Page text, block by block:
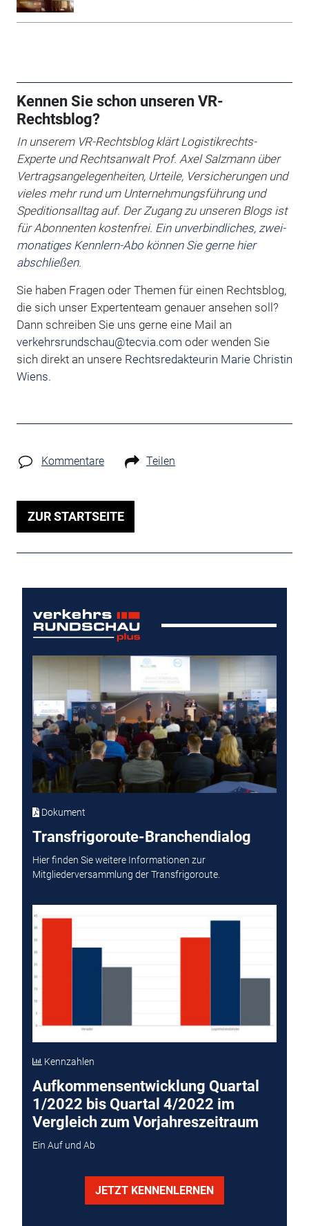
Kennen Sie schon unseren VR-
Rechtsblog?
In unserem VR-Rechtsblog klärt Logistikrechts-
Experte und RechtsanwaltProf. Axel Salzmann über
Vertragsangelegenheiten, Urteile, Versicherungen und
vieles mehr rund um Unternehmungsführung und
Speditionsalltag auf. Der Zugang zu unseren Blogs ist
für Abonnenten kostenfrei. Ein unverbindliches, zwei-
monatiges Kennlern-Abo können Sie gerne hier
abschließen.
Sie haben Fragen oder Themen für einen Rechtsblog,
die sich unser Expertenteam genauer ansehen soll?
Dann schreiben Sie uns gerne eine Mail an
verkehrsrundschau@tecvia.com oder wenden Sie
sich direkt an unsere Rechtsredakteurin Marie Christin
Wiens.
Kommentare Teilen
ZUR STARTSEITE
Dokument
Transfrigoroute-Branchendialog
Hier finden Sie weitere Informationen zur
Mitgliederversammlung der Transfrigoroute.
Kennzahlen
Aufkommensentwicklung Quartal
1/2022 bis Quartal 4/2022 im
Vergleich zum Vorjahreszeitraum
Ein Auf und Ab
JETZT KENNENLERNEN